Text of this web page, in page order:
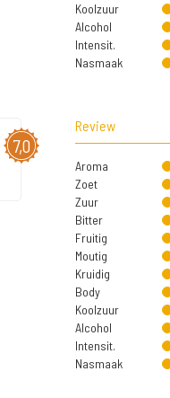
Koolzuur
Alcohol
Intensit.
Nasmaak
7,0
Review
Aroma
Zoet
Zuur
Bitter
Fruitig
Moutig
Kruidig
Body
Koolzuur
Alcohol
Intensit.
Nasmaak